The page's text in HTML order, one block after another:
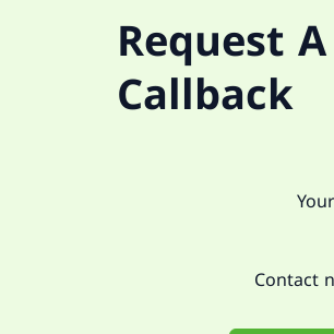
Request A
Callback